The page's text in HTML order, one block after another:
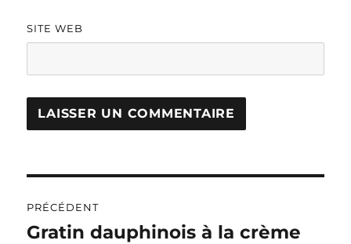
SITE WEB
R
A
de
PRÉCÉDENT
Publication
Gratin dauphinois à la crème